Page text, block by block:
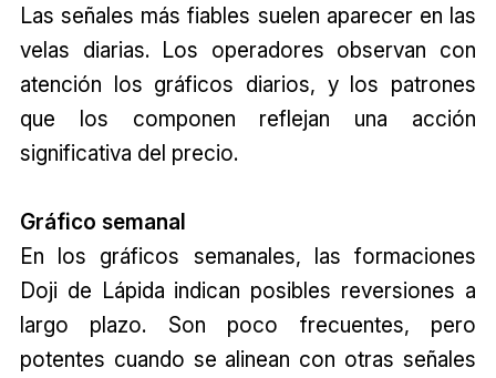
Las señales más fiables suelen aparecer en las
velas diarias. Los operadores observan con
atención los gráficos diarios, y los patrones
que los componen reflejan una acción
significativa del precio.
Gráfico semanal
En los gráficos semanales, las formaciones
Doji de Lápida indican posibles reversiones a
largo plazo. Son poco frecuentes, pero
potentes cuando se alinean con otras señales